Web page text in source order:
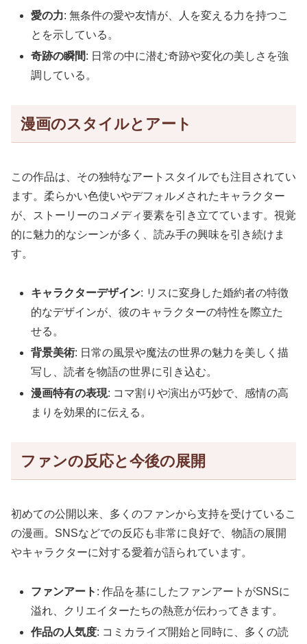
愛の力: 無条件の愛や友情が、人を変える力を持つこ
とを示している。
奇跡の瞬間: 日常の中に潜む奇跡や変化の美しさを強
調している。
漫画のスタイルとアート
この作品は、その独特なアートスタイルでも注目されてい
ます。柔らかい色使いやデフォルメされたキャラクター
が、ストーリーのコメディ要素を引き立てています。視覚
的に魅力的なシーンが多く、読み手の興味を引き続けま
す。
キャラクターデザイン: リスに変身した婚約者の特徴
的なデザインが、彼のキャラクターの特性を際立た
せる。
背景美術: 日常の風景や魔法の世界の魅力を美しく描
写し、読者を物語の世界に引き込む。
漫画特有の表現: コマ割りや演出が巧妙で、感情の高
まりを効果的に伝える。
ファンの反応と今後の展開
初めての公開以来、多くのファンから支持を受けているこ
の漫画。SNSなどでの反応も非常に良好で、物語の展開
やキャラクターに対する愛着が語られています。
ファンアート : 作品を基にしたファンアートがSNSに
溢れ、クリエイターたちの熱意が伝わってきます。
作品の人気度: コミカライズ開始と同時に、多くの読